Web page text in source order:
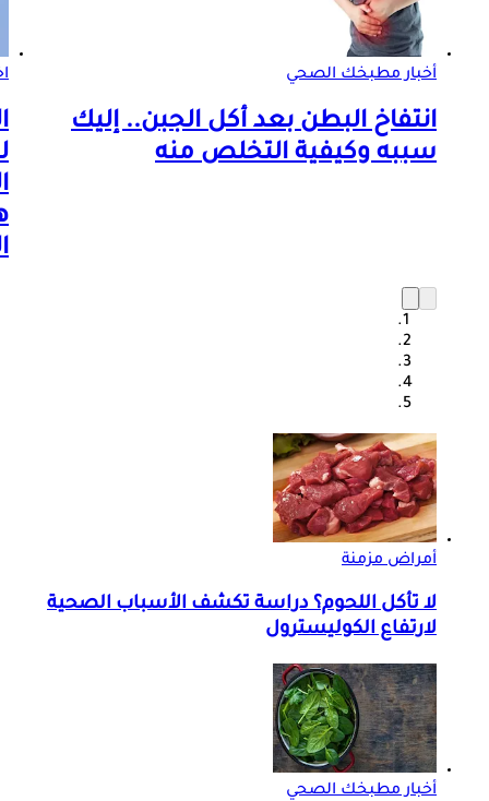
أخبار مطبخك الصحي
انتفاخ البطن بعد أكل الجبن.. إليك
سببه وكيفية التخلص منه
أمراض مزمنة
لا تأكل اللحوم؟ دراسة تكشف الأسباب الصحية
لارتفاع الكوليسترول
أخبار مطبخك الصحي